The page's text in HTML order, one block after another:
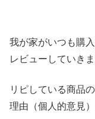
我が家がいつも購
レビ ューしていきま
リピしている商品
理由（個人的意見